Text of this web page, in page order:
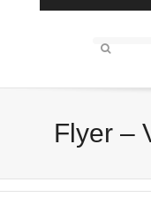
Flyer –